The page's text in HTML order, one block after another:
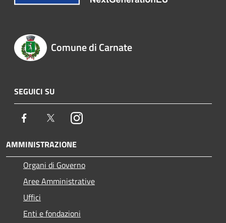
Comune di Carnate
SEGUICI SU
Facebook TwitterInstagram
AMMINISTRAZIONE
Organi di Governo
Aree Amministrative
Uffici
Enti e fondazioni